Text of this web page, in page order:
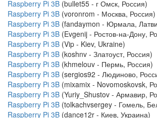
Raspberry Pi 3B (bullet55 - г Омск, Россия)
Raspberry Pi 3B (voronrom - Москва, Россия)
Raspberry Pi 3B (fandaymon - Юрмала,
Raspberry Pi 3B (Evgenij - Ростов-на-Дону,
Raspberry Pi 3B (Vip - Kiev, Ukraine)
Raspberry Pi 3B (koshnv - Златоуст, Россия)
Raspberry Pi 3B (khmelouv - Пермь, Россия)
Raspberry Pi 3B (sergios92 - Людиново,
Raspberry Pi 3B (mixamix - Novomoskovsk,
Raspberry Pi 3B (Yuriy_Shustov - Армавир,
Raspberry Pi 3B (tolkachvsergey - Гомель,
Raspberry Pi 3B (dance12r - Киев, Украина)